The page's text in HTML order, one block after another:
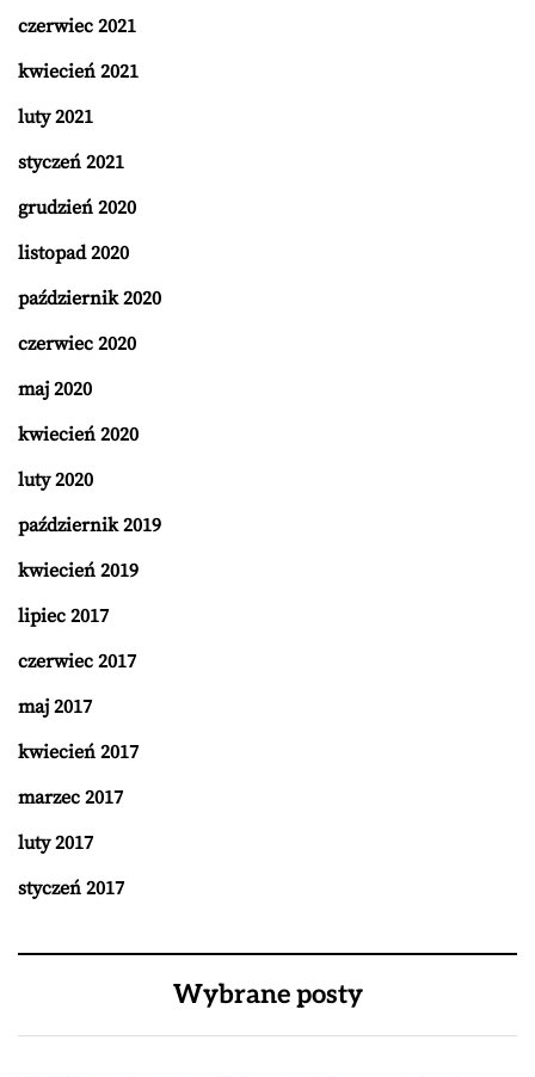
czerwiec 2021
kwiecień 2021
luty 2021
styczeń 2021
grudzień 2020
listopad 2020
październik 2020
czerwiec 2020
maj 2020
kwiecień 2020
luty 2020
październik 2019
kwiecień 2019
lipiec 2017
czerwiec 2017
maj 2017
kwiecień 2017
marzec 2017
luty 2017
styczeń 2017
Wybrane posty